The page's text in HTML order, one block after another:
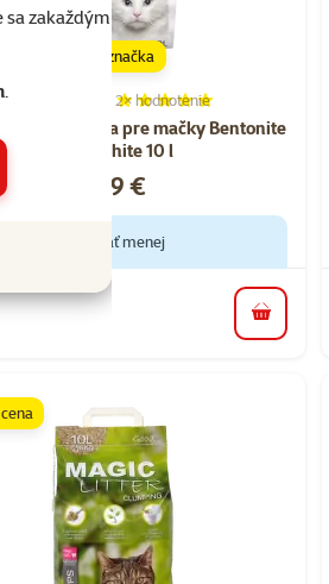
sa zakaždým
.
podstielka pre mačky Bentonite
Ultra White 10 l
Hodnotenie 100%, počet
2× hodnotenie
Cena
9,39 €
značka
Nakúp viac, zaplať menej
do košíka